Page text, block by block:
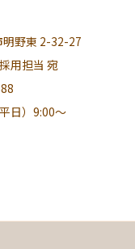
野東 2-32-27
用担当 宛
日）9:00～